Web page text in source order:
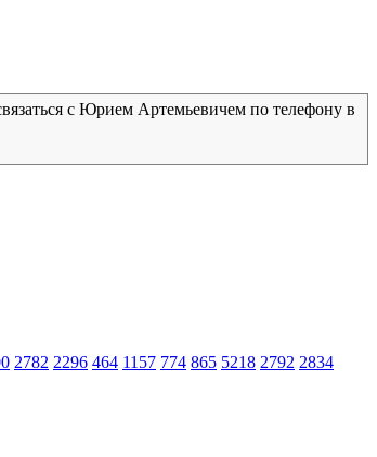
с Юрием Артемьевичем по телефону в
2782 2296 464 1157 774 865 5218 2792 2834